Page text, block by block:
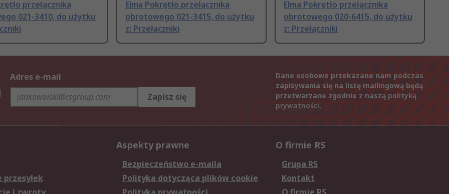
przełącznika
021-3410, do użytku
Elma Pokrętło przełącznika
obrotowego 021-3415, do użytku
z: Przełączniki
Elma Pokrętło przełącznika
obrotowego 020-6415, do użytku
z: Przełączniki
Adres e-mail
Zapisz się
Dane osobowe przekazane nam podczas
zapisywania się na listę mailingową będą
przetwarzane zgodnie z naszą polityką
prywatności.
przesyłek
Aspekty prawne
Bezpieczeństwo e-maila
Polityka dotycząca plików cookie
O firmie RS
Grupa RS
Kontakt